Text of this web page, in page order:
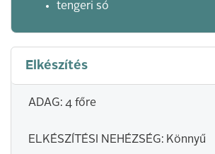
tengeri só
Elkészítés
ADAG: 4 főre
ELKÉSZÍTÉSI NEHÉZSÉG: Könnyű